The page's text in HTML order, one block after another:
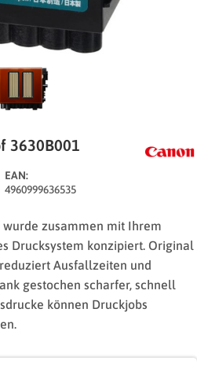
3630B001
EAN:
4960999636535
wurde zusammen mit Ihrem
Drucksystem konzipiert. Original
Ausfallzeiten und
gestochen scharfer, schnell
können Druckjobs